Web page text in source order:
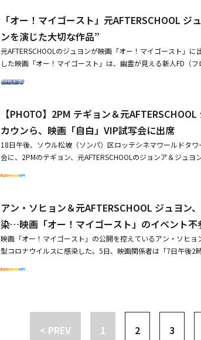
ジョンウムの恋愛日誌～」「恋の記憶は24時間」、映画「ザ
（マン・フロム・アース）」「不器用な人々」、Disney+オリ
どに出演した。ジュヨンが専属契約を締結したBLADEエンター
コ・チャンソク、クォン・ソヒョン、キム・ジェファ、
ョソプ、イ・ギュハン、イ・ユジュン、イ・ジュニョン、ワン
ェ、チェ・ムソン、ハン・サンジン、ハン・チェヨンなどが所
「オー！マイゴースト」元AFTERSCHOOL ジ
ンを演じた大切な作品”
元AFTERSCHOOLのジュヨンが映画「オー！マイゴースト」
した映画「オー！マイゴースト」は、幽霊が見える新人FD（
ステリアスな事件に立ち向かって繰り広げるストーリーを描
ルな魅力とカリスマ性あふれる姿で観客を魅了したジュヨンは
いう人物を、彼女だけの方法で演じた。作品の演出を担当した
初登場シーンから印象が強かった。スタジオの代表なので、怒
る演技を披露し、自身の本音を語る時は真剣な姿でギャップあ
ルグループAFTERSCHOOLのメンバーとしてデビューしてから
ャラクターで演技への情熱を見せたジュヨン。映画「ザ・キ
を務めた作品が公開され、心配半分、期待半分でした。この映
しめる魅力がありますのでぜひご覧ください。――「オー！マイ
は何ですか？ジュヨン：台本を見た時、巫女という設定が特別
キャラクターとは違う魅力を見せることができそうだと思いま
た。――セアという人物をどのように表現したいと思いましたか
です。洗練された雰囲気と強烈なイメージが印象的でしたが
【PHOTO】2PM テギョン＆元
カウンら、映画「自白」VIP試写会に出席
18日午後、ソウル松坡（ソンパ）区ロッテシネマワールドタ
会に、2PMのテギョン、元AFTERSCHOOLのジョンア＆ジュヨ
ンオ、パク・ソンフン、イ・スジ、ウ・ヒジン、コン・ヒョン
（ソ・ジソブ）と、彼の無罪を証明しようとする勝率100％の
ジン）が、隠された事件のパズルを合わせていくことから繰り
10月26日に公開される。・キャプテン・コリア2PM テギョン
い姿で挨拶・元AFTERSCHOOL ジョンア＆ジュヨン、ソン・ダ
ッセージも
アン・ソヒョン＆元AFTERSCHOOL ジュヨン
染…映画「オー！マイゴースト」のイベント不
映画「オー！マイゴースト」の公開を控えているアン・ソヒョ
型コロナウイルスに感染した。5日、映画関係者は「7日午後2
だけが出席する予定だ。9月15日に公開される映画「オー！マ
テミンはジヌン、行き場のない地縛霊のコンイはアン・ソヒ
AFTERSCHOOL ジュヨン出演の映画「オー！マイゴースト」
< PREV 1 2 3